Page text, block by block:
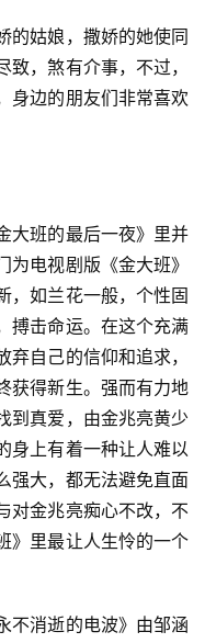
的姑娘，撒娇的她使同
，煞有介事，不过，
身边的朋友们非常喜欢
大班的最后一夜》里并
电视剧版《金大班》
，如兰花一般，个性固
击命运。 在这个充满
自己的信仰和追求，
得新生。 强而有力地
到真爱，由金兆亮黄少
身上有着一种让人难以
强大，都无法避免直面
对金兆亮痴心不改，不
》里最让人生怜的一个
不消逝的电波》由邹涵